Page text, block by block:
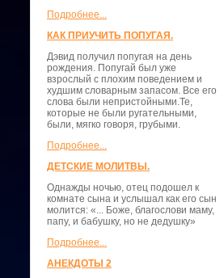
Подробнее...
КАК ПРИУЧИТЬ ПОПУГАЯ.
Дэвид получил попугая на день
рождения. Попугай был уже
взрослый с плохим поведением и
худшим словарным запасом. Все его
слова были непристойными.Те,
которые не были ругательными,
были, мягко говоря, грубыми.
Подробнее...
ДЕТСКИЕ МОЛИТВЫ.
Однажды ночью, отец подошел к
комнате сына и услышал как его сын
молится: «... Боже, благослови маму,
папу, и бабушку, но не дедушку»
Подробнее...
АНЕКДОТЫ 2